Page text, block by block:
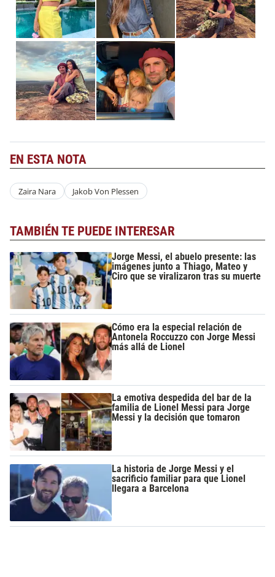
EN ESTA NOTA
Zaira Nara Jakob Von Plessen
TAMBIÉN TE PUEDE INTERESAR
Jorge Messi, el abuelo presente: las
imágenes junto a Thiago, Mateo y
Ciro que se viralizaron tras su muerte
Cómo era la especial relación de
Antonela Roccuzzo con Jorge Messi
más allá de Lionel
La emotiva despedida del bar de la
familia de Lionel Messi para Jorge
Messi y la decisión que tomaron
La historia de Jorge Messi y el
sacrificio familiar para que Lionel
llegara a Barcelona